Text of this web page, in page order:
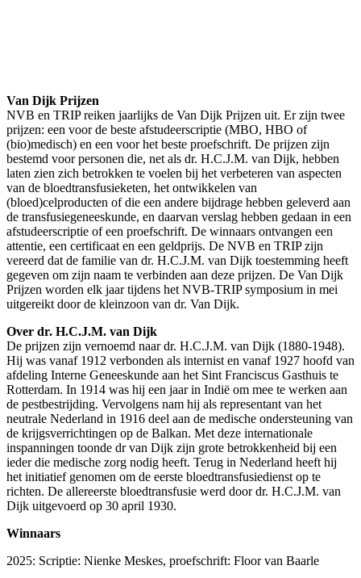
Van Dijk Prijzen
NVB en TRIP reiken jaarlijks de Van Dijk Prijzen uit. Er zijn twee
prijzen: een voor de beste afstudeerscriptie (MBO, HBO of
(bio)medisch) en een voor het beste proefschrift. De prijzen zijn
bestemd voor personen die, net als dr. H.C.J.M. van Dijk, hebben
laten zien zich betrokken te voelen bij het verbeteren van aspecten
van de bloedtransfusieketen, het ontwikkelen van
(bloed)celproducten of die een andere bijdrage hebben geleverd aan
de transfusiegeneeskunde, en daarvan verslag hebben gedaan in een
afstudeerscriptie of een proefschrift. De winnaars ontvangen een
attentie, een certificaat en een geldprijs. De NVB en TRIP zijn
vereerd dat de familie van dr. H.C.J.M. van Dijk toestemming heeft
gegeven om zijn naam te verbinden aan deze prijzen. De Van Dijk
Prijzen worden elk jaar tijdens het NVB-TRIP symposium in mei
uitgereikt door de kleinzoon van dr. Van Dijk.
Over dr. H.C.J.M. van Dijk
De prijzen zijn vernoemd naar dr. H.C.J.M. van Dijk (1880-1948).
Hij was vanaf 1912 verbonden als internist en vanaf 1927 hoofd van
afdeling Interne Geneeskunde aan het Sint Franciscus Gasthuis te
Rotterdam. In 1914 was hij een jaar in Indië om mee te werken aan
de pestbestrijding. Vervolgens nam hij als representant van het
neutrale Nederland in 1916 deel aan de medische ondersteuning van
de krijgsverrichtingen op de Balkan. Met deze internationale
inspanningen toonde dr van Dijk zijn grote betrokkenheid bij een
ieder die medische zorg nodig heeft. Terug in Nederland heeft hij
het initiatief genomen om de eerste bloedtransfusiedienst op te
richten. De allereerste bloedtransfusie werd door dr. H.C.J.M. van
Dijk uitgevoerd op 30 april 1930.
Winnaars
2025: Scriptie: Nienke Meskes, proefschrift: Floor van Baarle